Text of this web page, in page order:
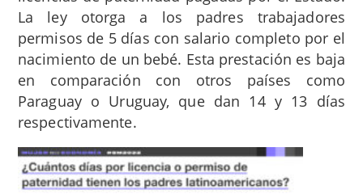
La ley otorga a los padres trabajadores
permisos de 5 días con salario completo por el
nacimiento de un bebé. Esta prestación es baja
en comparación con otros países como
Paraguay o Uruguay, que dan 14 y 13 días
respectivamente.